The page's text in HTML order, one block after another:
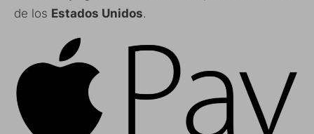
de los Estados Unidos.